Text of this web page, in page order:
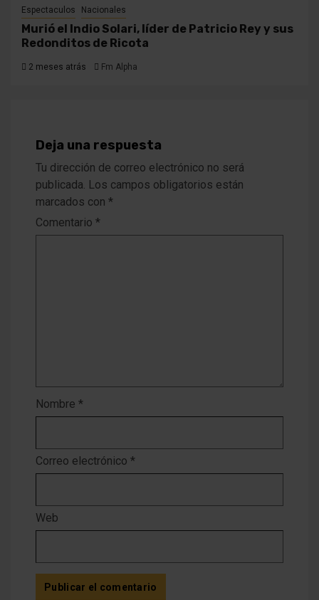
Espectaculos Nacionales
Murió el Indio Solari, líder de Patricio Rey y sus
Redonditos de Ricota
2 meses atrás Fm Alpha
Deja una respuesta
Tu dirección de correo electrónico no será
publicada. Los campos obligatorios están
marcados con *
Comentario *
Nombre *
Correo electrónico *
Web